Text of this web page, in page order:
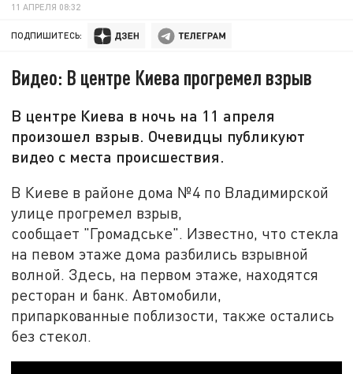
11 АПРЕЛЯ 08:32
ПОДПИШИТЕСЬ:
Видео: В центре Киева прогремел взрыв
В центре Киева в ночь на 11 апреля
произошел взрыв. Очевидцы публикуют
видео с места происшествия.
В Киеве в районе дома №4 по Владимирской
улице прогремел взрыв,
сообщает "Громадське". Известно, что стекла
на певом этаже дома разбились взрывной
волной. Здесь, на первом этаже, находятся
ресторан и банк. Автомобили,
припаркованные поблизости, также остались
без стекол.